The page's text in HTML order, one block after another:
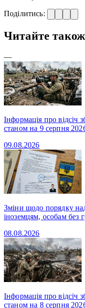
Поділитись:
Читайте також
—
Інформація про відсіч
станом на 9 серпня
09.08.2026
Зміни щодо порядку
іноземцям, особам без
08.08.2026
Інформація про відсіч
станом на 8 серпня